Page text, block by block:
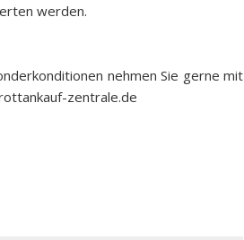
werden.
nehmen Sie gerne mit
zentrale.de